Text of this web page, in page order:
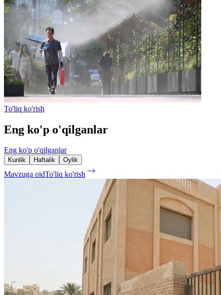
To'liq ko'rish
Eng ko'p o'qilganlar
Eng ko'p o'qilganlar
Kunlik Haftalik Oylik
Mavzuga oidTo'liq ko'rish